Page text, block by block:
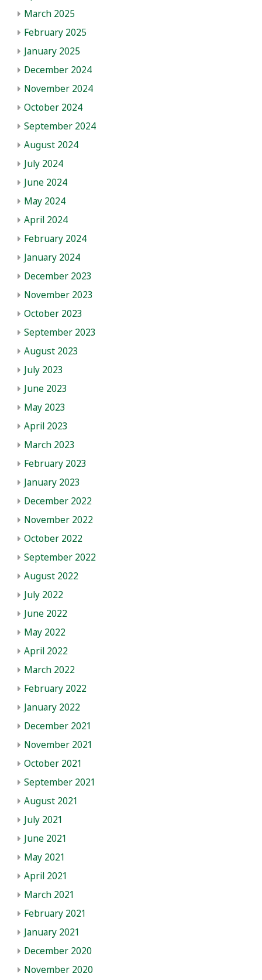
March 2025
February 2025
January 2025
December 2024
November 2024
October 2024
September 2024
August 2024
July 2024
June 2024
May 2024
April 2024
February 2024
January 2024
December 2023
November 2023
October 2023
September 2023
August 2023
July 2023
June 2023
May 2023
April 2023
March 2023
February 2023
January 2023
December 2022
November 2022
October 2022
September 2022
August 2022
July 2022
June 2022
May 2022
April 2022
March 2022
February 2022
January 2022
December 2021
November 2021
October 2021
September 2021
August 2021
July 2021
June 2021
May 2021
April 2021
March 2021
February 2021
January 2021
December 2020
November 2020